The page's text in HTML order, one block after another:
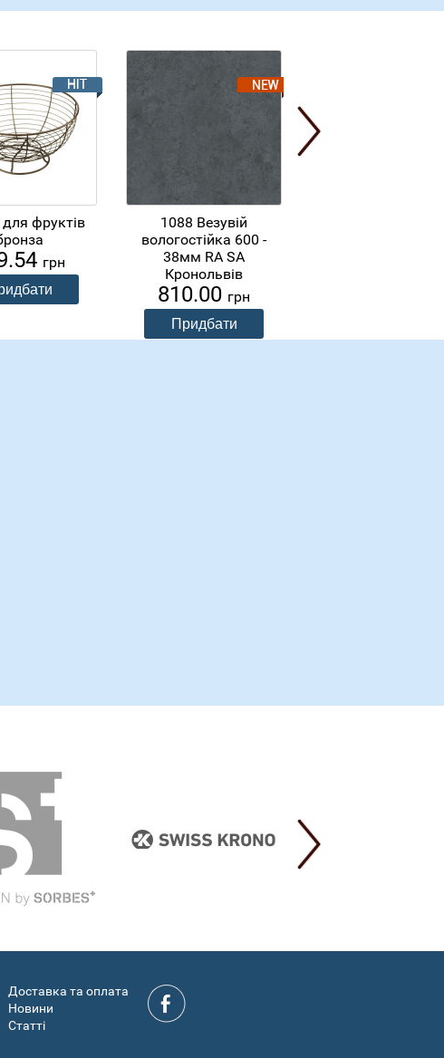
фруктів
грн
1088 Везувій
вологостійка 600 -
38мм RA SA
Кронольвів
810.00 грн
Доставка та оплата
Новини
Статті